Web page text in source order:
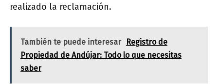
realizado la reclamación.
También te puede interesar
Registro de
Propiedad de Andújar: Todo lo que necesitas
saber